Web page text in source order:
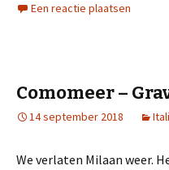
Een reactie plaatsen
Comomeer –
14 september 2018
We verlaten Milaan weer.